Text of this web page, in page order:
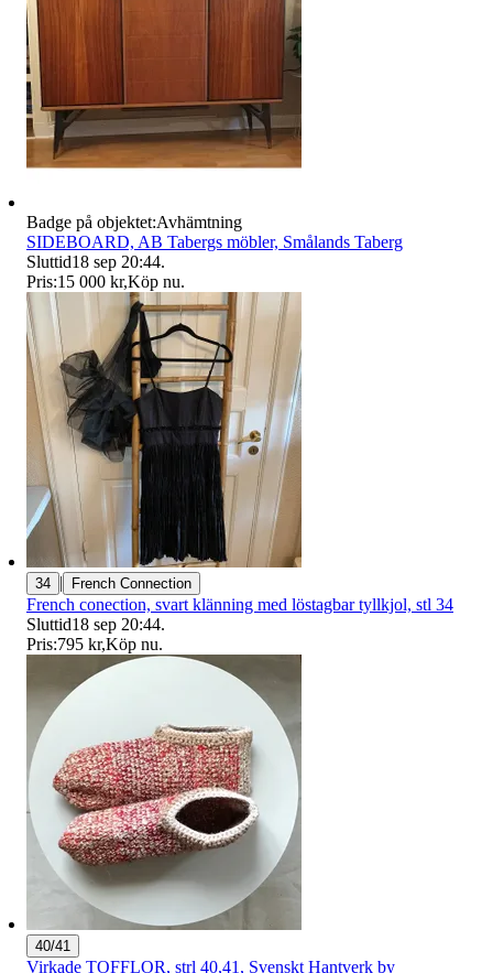
Badge på objektet:Avhämtning
SIDEBOARD, AB Tabergs möbler, Smålands Taberg
Sluttid18 sep 20:44.
Pris:15 000 kr,Köp nu.
34 | French Connection
French conection, svart klänning med löstagbar tyllkjol, stl 34
Sluttid18 sep 20:44.
Pris:795 kr,Köp nu.
40/41
Virkade TOFFLOR, strl 40,41, Svenskt Hantverk by